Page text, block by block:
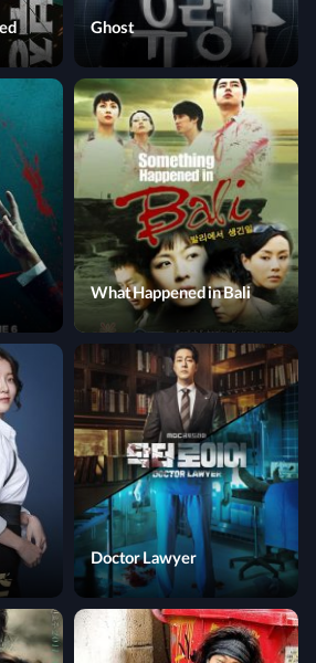
Ghost
What Happened in Bali
Doctor Lawyer